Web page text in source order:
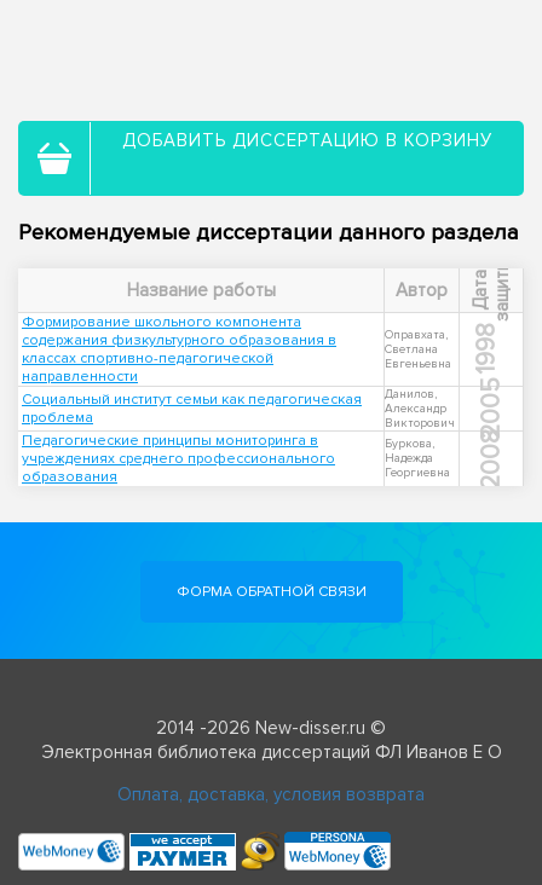
ДОБАВИТЬ ДИССЕРТАЦИЮ В КОРЗИНУ
Рекомендуемые диссертации данного раздела
Название работы Автор Д
а
т
а
з
а
щ
и
т ы
Формирование школьного компонента
содержания физкультурного образования в
классах спортивно-педагогической
направленности
Оправхата,
Светлана
Евгеньевна
1998
Социальный институт семьи как педагогическая
проблема
Данилов,
Александр
Викторович
2005
Педагогические принципы мониторинга в
учреждениях среднего профессионального
образования
Буркова,
Надежда
Георгиевна
2008
ФОРМА ОБРАТНОЙ СВЯЗИ
2014 -2026 New-disser.ru ©
Электронная библиотека диссертаций ФЛ Иванов Е О
Оплата, доставка, условия возврата